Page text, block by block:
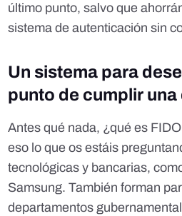
último punto, salvo que
sistema de autenticación sin
Un sistema para
punto de cumplir
Antes qué nada, ¿qué es
eso lo que os estáis
tecnológicas y bancarias,
Samsung. También forman
departamentos